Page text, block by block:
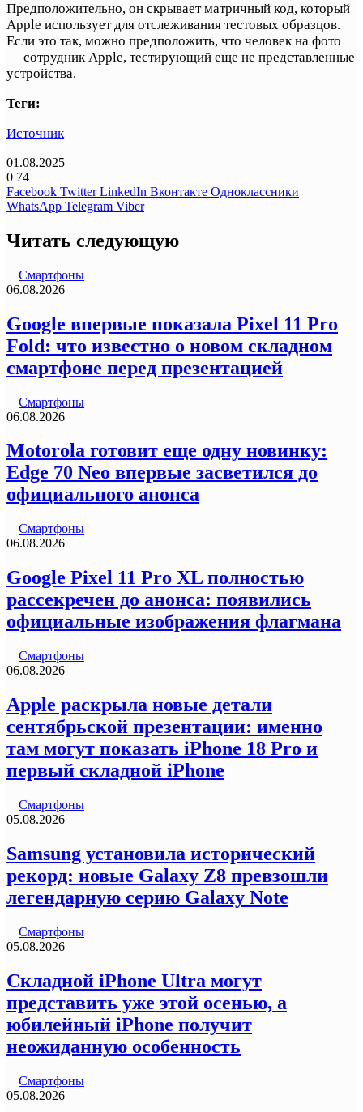
Предположительно, он скрывает матричный код, который
Apple использует для отслеживания тестовых образцов.
Если это так, можно предположить, что человек на фото
— сотрудник Apple, тестирующий еще не представленные
устройства.
Теги:
Источник
01.08.2025
0 74
Facebook Twitter LinkedIn Вконтакте Одноклассники
WhatsApp Telegram Viber
Читать следующую
Смартфоны
06.08.2026
Google впервые показала Pixel 11 Pro
Fold: что известно о новом складном
смартфоне перед презентацией
Смартфоны
06.08.2026
Motorola готовит еще одну новинку:
Edge 70 Neo впервые засветился до
официального анонса
Смартфоны
06.08.2026
Google Pixel 11 Pro XL полностью
рассекречен до анонса: появились
официальные изображения флагмана
Смартфоны
06.08.2026
Apple раскрыла новые детали
сентябрьской презентации: именно
там могут показать iPhone 18 Pro и
первый складной iPhone
Смартфоны
05.08.2026
Samsung установила исторический
рекорд: новые Galaxy Z8 превзошли
легендарную серию Galaxy Note
Смартфоны
05.08.2026
Складной iPhone Ultra могут
представить уже этой осенью, а
юбилейный iPhone получит
неожиданную особенность
Смартфоны
05.08.2026